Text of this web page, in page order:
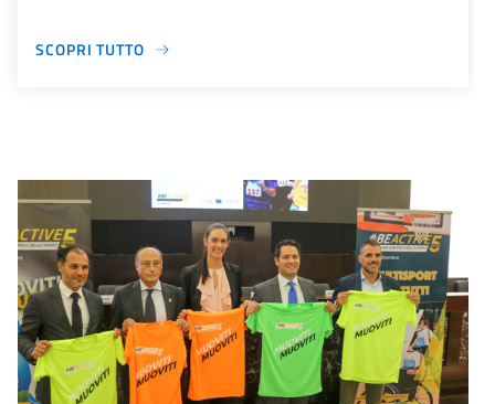
SCOPRI TUTTO